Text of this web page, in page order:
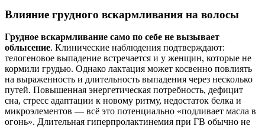
Влияние грудного вскармливания на волосы
Грудное вскармливание само по себе не вызывает
облысение. Клинические наблюдения подтверждают:
телогеновое выпадение встречается и у женщин, которые не
кормили грудью. Однако лактация может косвенно повлиять
на выраженность и длительность выпадения через несколько
путей. Повышенная энергетическая потребность, дефицит
сна, стресс адаптации к новому ритму, недостаток белка и
микроэлементов — всё это потенциально «подливает масла в
огонь». Длительная гиперпролактинемия при ГВ обычно не